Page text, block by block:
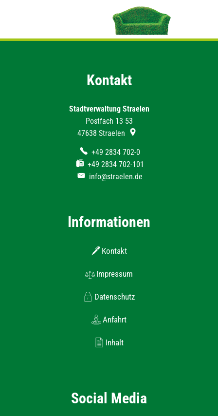
Kontakt
Stadtverwaltung Straelen
Postfach 13 53
47638 Straelen
+49 2834 702-0
+49 2834 702-101
info@straelen.de
Informationen
Kontakt
Impressum
Datenschutz
Anfahrt
Inhalt
Social Media